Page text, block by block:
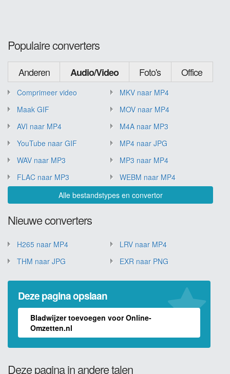
Populaire converters
Anderen Audio/Video Foto's Office
Comprimeer video
MKV naar MP4
Maak GIF
MOV naar MP4
AVI naar MP4
M4A naar MP3
YouTube naar GIF
MP4 naar JPG
WAV naar MP3
MP3 naar MP4
FLAC naar MP3
WEBM naar MP4
Alle bestandstypes en convertor
Nieuwe converters
H265 naar MP4
LRV naar MP4
THM naar JPG
EXR naar PNG
Deze pagina opslaan
Bladwijzer toevoegen voor Online-
Omzetten.nl
Deze pagina in andere talen